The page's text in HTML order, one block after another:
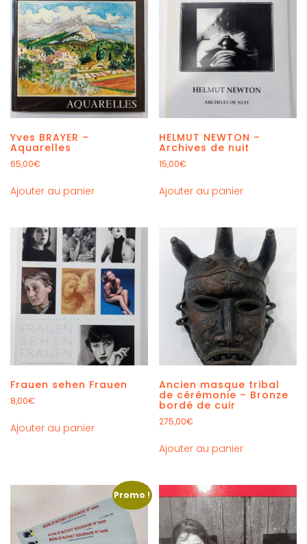
Yves BRAYER –
Aquarelles
65,00€
Ajouter au panier
HELMUT NEWTON –
Archives de nuit
15,00€
Ajouter au panier
Frauen sehen Frauen
8,00€
Ajouter au panier
Ancien masque tribal
de cérémonie – Bronze
bordé de cuir
275,00€
Ajouter au panier
Promo !